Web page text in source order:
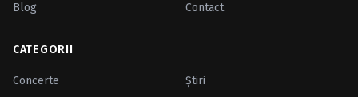
Blog
Contact
CATEGORII
Concerte
Ştiri